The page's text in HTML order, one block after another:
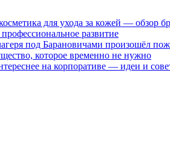
для ухода за кожей — обзор
развитие
под Барановичами произошёл
которое временно не нужно
на корпоративе — идеи и